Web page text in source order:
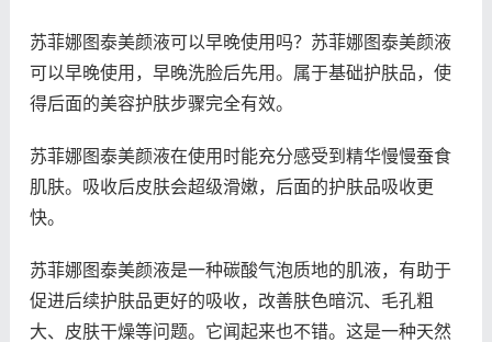
苏菲娜图泰美颜液可以早晚使用吗？苏菲娜图泰美颜液
可以早晚使用，早晚洗脸后先用。属于基础护肤品，使
得后面的美容护肤步骤完全有效。
苏菲娜图泰美颜液在使用时能充分感受到精华慢慢蚕食
肌肤。吸收后皮肤会超级滑嫩，后面的护肤品吸收更
快。
苏菲娜图泰美颜液是一种碳酸气泡质地的肌液，有助于
促进后续护肤品更好的吸收，改善肤色暗沉、毛孔粗
大、皮肤干燥等问题。它闻起来也不错。这是一种天然